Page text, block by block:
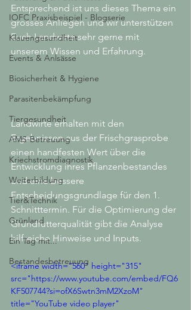
IOFC Praxisbeispiel - Blogserie
Klauengesundheit
Events & Anlsässe
Biosicherheit & Hygiene
Parasitenbekämpfung
Tiergesundheit
AMS-Betreuung
Kriechstromdiagnostik
Weiterbildung
Tier&Technik
Grünland
Ein Tag mit...
Bestandesbetreuung
Entsprechend ist uns dieses Thema ein
grosses Anliegen und wir unterstützen
Euch Landwirte sehr gerne mit
unserem Wissen und Erfahrung.
Landwirte erhalten mit den
Ergebnissen aus der Frischgrasprobe
einen handfesten Wert über die
Entwicklung ihres Pflanzenbestandes
und eine bessere
Entscheidungsgrundlage für den 1.
Schnitttermin. Für die Optimierung der
Grundfutterqualität gibt die Analyse
hilfreiche Hinweise und Inputs.
<iframe width="560" height="315"
src="https://www.youtube.com/embed/FQ6
KF507744?si=ofX6Swtn3mM2XzoM"
title="YouTube video player"